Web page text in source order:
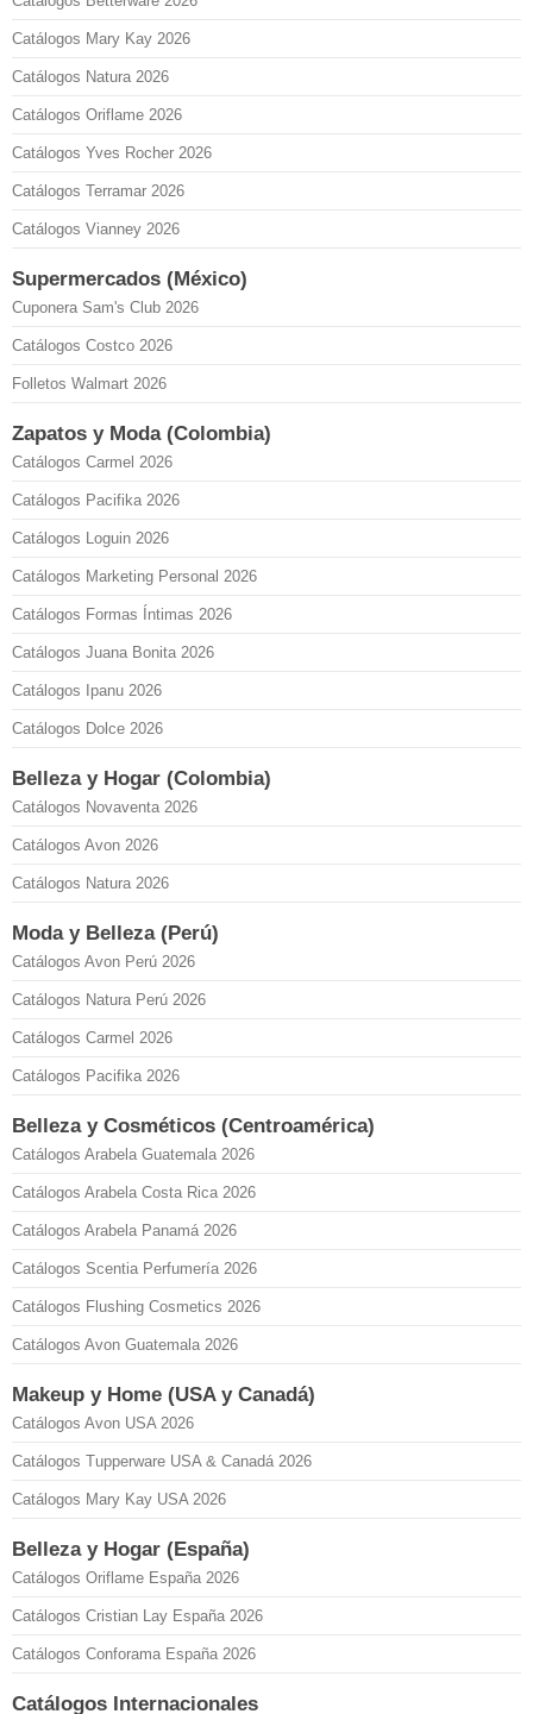
Catálogos Mary Kay 2026
Catálogos Natura 2026
Catálogos Oriflame 2026
Catálogos Yves Rocher 2026
Catálogos Terramar 2026
Catálogos Vianney 2026
Supermercados (México)
Cuponera Sam's Club 2026
Catálogos Costco 2026
Folletos Walmart 2026
Zapatos y Moda (Colombia)
Catálogos Carmel 2026
Catálogos Pacifika 2026
Catálogos Loguin 2026
Catálogos Marketing Personal 2026
Catálogos Formas Íntimas 2026
Catálogos Juana Bonita 2026
Catálogos Ipanu 2026
Catálogos Dolce 2026
Belleza y Hogar (Colombia)
Catálogos Novaventa 2026
Catálogos Avon 2026
Catálogos Natura 2026
Moda y Belleza (Perú)
Catálogos Avon Perú 2026
Catálogos Natura Perú 2026
Catálogos Carmel 2026
Catálogos Pacifika 2026
Belleza y Cosméticos (Centroamérica)
Catálogos Arabela Guatemala 2026
Catálogos Arabela Costa Rica 2026
Catálogos Arabela Panamá 2026
Catálogos Scentia Perfumería 2026
Catálogos Flushing Cosmetics 2026
Catálogos Avon Guatemala 2026
Makeup y Home (USA y Canadá)
Catálogos Avon USA 2026
Catálogos Tupperware USA & Canadá 2026
Catálogos Mary Kay USA 2026
Belleza y Hogar (España)
Catálogos Oriflame España 2026
Catálogos Cristian Lay España 2026
Catálogos Conforama España 2026
Catálogos Internacionales